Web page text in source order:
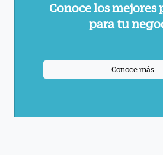
Conoce los mejores
para tu
Conoce más